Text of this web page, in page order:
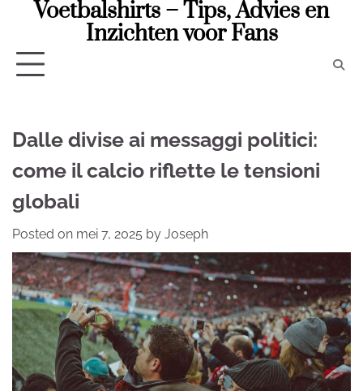
Voetbalshirts – Tips, Advies en
Inzichten voor Fans
Dalle divise ai messaggi politici:
come il calcio riflette le tensioni
globali
Posted on mei 7, 2025 by Joseph